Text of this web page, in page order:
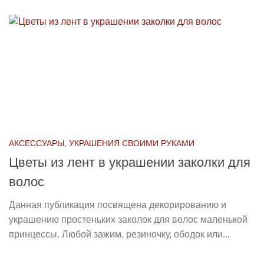
АКСЕССУАРЫ, УКРАШЕНИЯ СВОИМИ РУКАМИ
Цветы из лент в украшении заколки для
волос
Данная публикация посвящена декорированию и
украшению простеньких заколок для волос маленькой
принцессы. Любой зажим, резиночку, ободок или...